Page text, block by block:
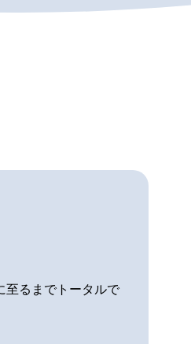
至るまでトータルで